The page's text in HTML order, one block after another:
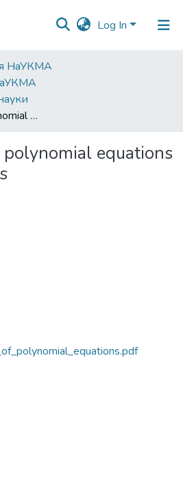
Log In
НаУКМА
On systems of polynomial equations over finite rings
equations